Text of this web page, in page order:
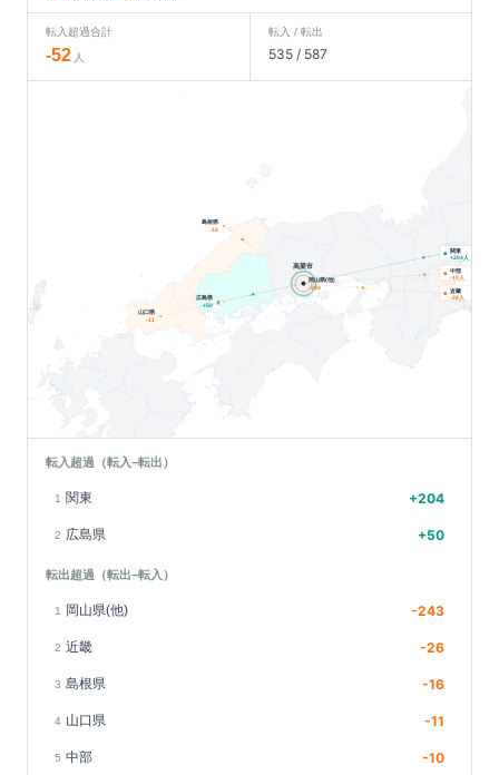
転入超過合計
-52 人
転入 / 転出
535/ 587
広島県
+50
山口県
-11
島根県
-16
岡山県(他)
-243
高梁市
関東
+204人
中部
-10人
近畿
-26人
転入超過（転入−転出）
1 関東 +204
2 広島県 +50
転出超過（転出−転入）
1 岡山県(他) -243
2 近畿 -26
3 島根県 -16
4 山口県 -11
5 中部 -10